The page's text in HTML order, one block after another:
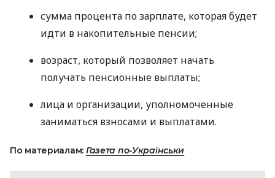
сумма процента по зарплате, которая будет
идти в накопительные пенсии;
возраст, который позволяет начать
получать пенсионные выплаты;
лица и организации, уполномоченные
заниматься взносами и выплатами.
По материалам: Газета по-Українськи